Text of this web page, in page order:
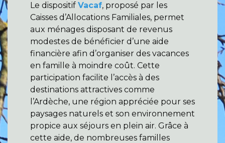
Le dispositif Vacaf, proposé par les
Caisses d’Allocations Familiales, permet
aux ménages disposant de revenus
modestes de bénéficier d’une aide
financière afin d’organiser des vacances
en famille à moindre coût. Cette
participation facilite l’accès à des
destinations attractives comme
l’Ardèche, une région appréciée pour ses
paysages naturels et son environnement
propice aux séjours en plein air. Grâce à
cette aide, de nombreuses familles